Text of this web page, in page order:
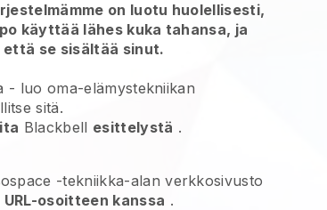
on luotu huolellisesti,
käyttää lähes kuka tahansa, ja
että se sisältää sinut.
- luo oma-elämystekniikan
sitä.
Blackbell esittelystä .
-tekniikka-alan verkkosivusto
osoitteen kanssa .